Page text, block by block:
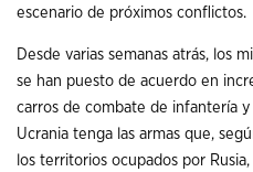
escenario de próximos conflictos.
Desde varias semanas atrás, los
se han puesto de acuerdo en
carros de combate de infantería
Ucrania tenga las armas que,
los territorios ocupados por